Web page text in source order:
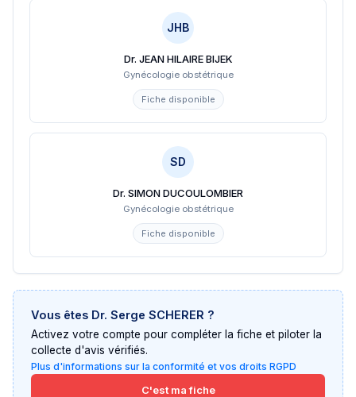
JHB
Dr. JEAN HILAIRE BIJEK
Gynécologie obstétrique
Fiche disponible
SD
Dr. SIMON DUCOULOMBIER
Gynécologie obstétrique
Fiche disponible
Vous êtes Dr. Serge SCHERER ?
Activez votre compte pour compléter la fiche et piloter la
collecte d'avis vérifiés.
Plus d'informations sur la conformité et vos droits RGPD
C'est ma fiche